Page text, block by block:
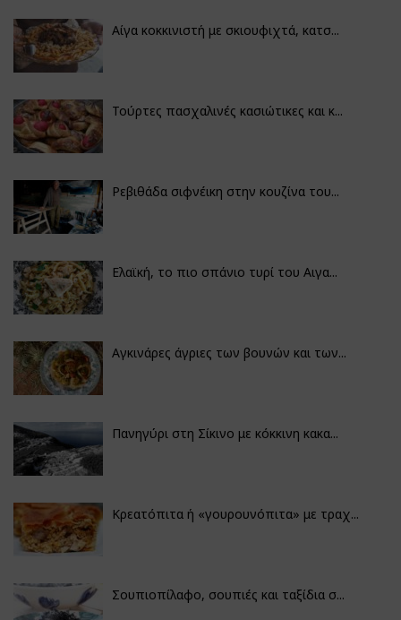
Αίγα κοκκινιστή με σκιουφιχτά, κατσ...
Τούρτες πασχαλινές κασιώτικες και κ...
Ρεβιθάδα σιφνέικη στην κουζίνα του...
Ελαϊκή, το πιο σπάνιο τυρί του Αιγα...
Αγκινάρες άγριες των βουνών και των...
Πανηγύρι στη Σίκινο με κόκκινη κακα...
Κρεατόπιτα ή «γουρουνόπιτα» με τραχ...
Σουπιοπίλαφο, σουπιές και ταξίδια σ...